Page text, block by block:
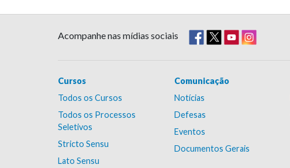
Acompanhe nas mídias sociais
Cursos
Todos os Cursos
Todos os Processos
Seletivos
Stricto Sensu
Lato Sensu
Comunicação
Notícias
Defesas
Eventos
Documentos Gerais